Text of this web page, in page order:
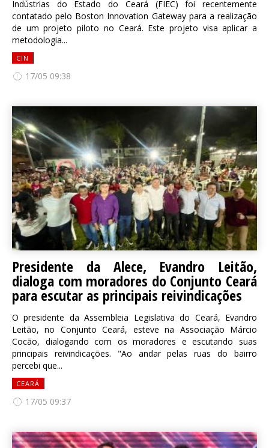
Indústrias do Estado do Ceará (FIEC) foi recentemente
contatado pelo Boston Innovation Gateway para a realização
de um projeto piloto no Ceará. Este projeto visa aplicar a
metodologia...
CIN
17/05 09:38
Presidente da Alece, Evandro Leitão,
dialoga com moradores do Conjunto Ceará
para escutar as principais reivindicações
O presidente da Assembleia Legislativa do Ceará, Evandro
Leitão, no Conjunto Ceará, esteve na Associação Márcio
Cocão, dialogando com os moradores e escutando suas
principais reivindicações. "Ao andar pelas ruas do bairro
percebi que...
CEARÁ
17/05 09:37